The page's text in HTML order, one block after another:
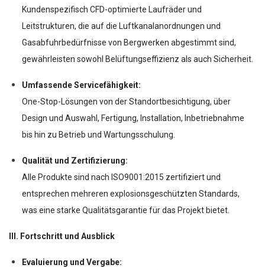
Kundenspezifisch CFD-optimierte Laufräder und
Leitstrukturen, die auf die Luftkanalanordnungen und
Gasabfuhrbedürfnisse von Bergwerken abgestimmt sind,
gewährleisten sowohl Belüftungseffizienz als auch Sicherheit.
Umfassende Servicefähigkeit:
One-Stop-Lösungen von der Standortbesichtigung, über
Design und Auswahl, Fertigung, Installation, Inbetriebnahme
bis hin zu Betrieb und Wartungsschulung.
Qualität und Zertifizierung:
Alle Produkte sind nach ISO9001:2015 zertifiziert und
entsprechen mehreren explosionsgeschützten Standards,
was eine starke Qualitätsgarantie für das Projekt bietet.
III. Fortschritt und Ausblick
Evaluierung und Vergabe: